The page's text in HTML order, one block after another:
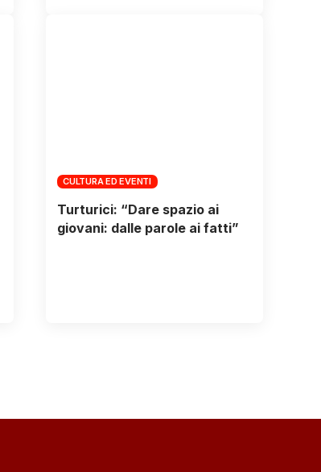
CULTURA ED EVENTI
Turturici: “Dare spazio ai
giovani: dalle parole ai fatti”